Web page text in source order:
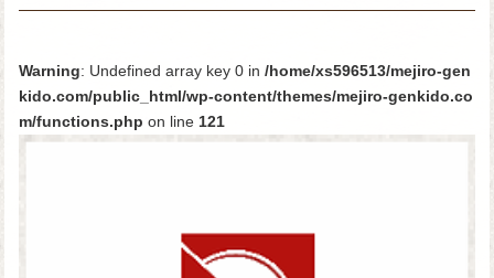
Warning: Undefined array key 0 in /home/xs596513/mejiro-gen
kido.com/public_html/wp-content/themes/mejiro-genkido.co
m/functions.php on line 121